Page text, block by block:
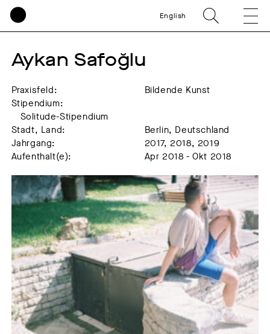
English
Aykan Safoğlu
Praxisfeld:
Bildende Kunst
Stipendium:
Solitude-Stipendium
Stadt, Land:
Berlin, Deutschland
Jahrgang:
2017, 2018, 2019
Aufenthalt(e):
Apr 2018 - Okt 2018